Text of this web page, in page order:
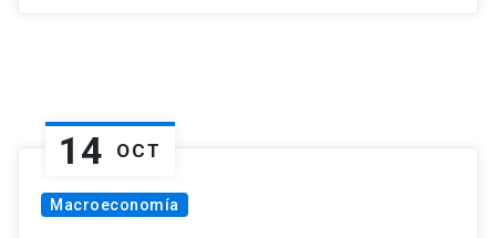
14 OCT
Macroeconomía